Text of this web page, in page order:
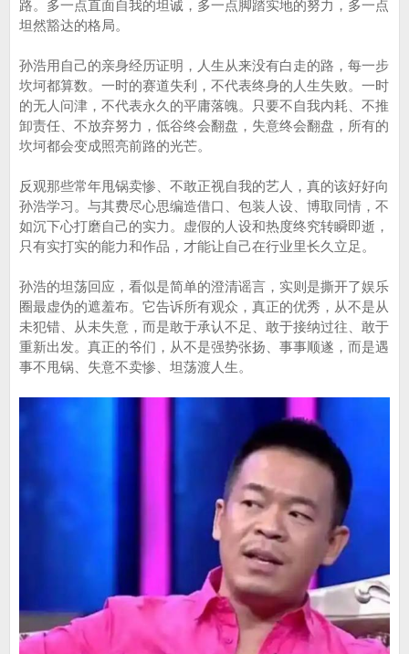
路。多一点直面自我的坦诚，多一点脚踏实地的努力，多一点
坦然豁达的格局。
孙浩用自己的亲身经历证明，人生从来没有白走的路，每一步
坎坷都算数。一时的赛道失利，不代表终身的人生失败。一时
的无人问津，不代表永久的平庸落魄。只要不自我内耗、不推
卸责任、不放弃努力，低谷终会翻盘，失意终会翻盘，所有的
坎坷都会变成照亮前路的光芒。
反观那些常年甩锅卖惨、不敢正视自我的艺人，真的该好好向
孙浩学习。与其费尽心思编造借口、包装人设、博取同情，不
如沉下心打磨自己的实力。虚假的人设和热度终究转瞬即逝，
只有实打实的能力和作品，才能让自己在行业里长久立足。
孙浩的坦荡回应，看似是简单的澄清谣言，实则是撕开了娱乐
圈最虚伪的遮羞布。它告诉所有观众，真正的优秀，从不是从
未犯错、从未失意，而是敢于承认不足、敢于接纳过往、敢于
重新出发。真正的爷们，从不是强势张扬、事事顺遂，而是遇
事不甩锅、失意不卖惨、坦荡渡人生。